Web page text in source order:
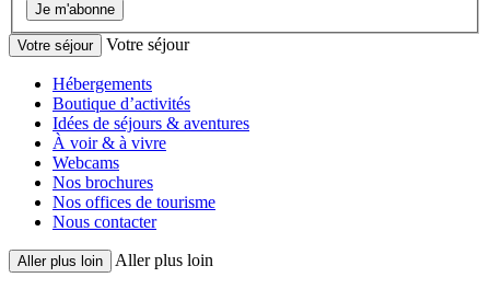
Je m'abonne
Votre séjour Votre séjour
Hébergements
Boutique d’activités
Idées de séjours & aventures
À voir & à vivre
Webcams
Nos brochures
Nos offices de tourisme
Nous contacter
Aller plus loin Aller plus loin